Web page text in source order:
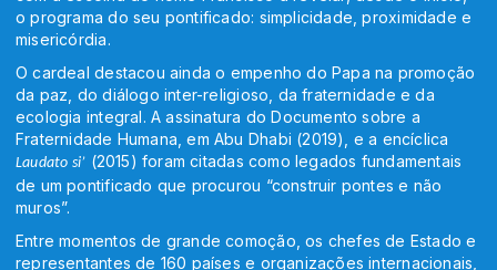
o programa do seu pontificado: simplicidade, proximidade e
misericórdia.
O cardeal destacou ainda o empenho do Papa na promoção
da paz, do diálogo inter-religioso, da fraternidade e da
ecologia integral. A assinatura do Documento sobre a
Fraternidade Humana, em Abu Dhabi (2019), e a encíclica
Laudato si’ (2015) foram citadas como legados fundamentais
de um pontificado que procurou “construir pontes e não
muros”.
Entre momentos de grande comoção, os chefes de Estado e
representantes de 160 países e organizações internacionais,